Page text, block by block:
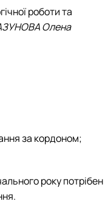
роботи та
Олена
за кордоном;
року потрібен